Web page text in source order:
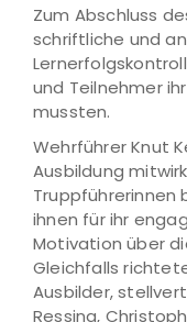
Zum Abschluss
schriftliche und
und Teilnehmer
mussten.
Wehrführer Knut
Ausbildung
Truppführerinnen
ihnen für ihr
Motivation über
Gleichfalls
Ausbilder,
Ressing,